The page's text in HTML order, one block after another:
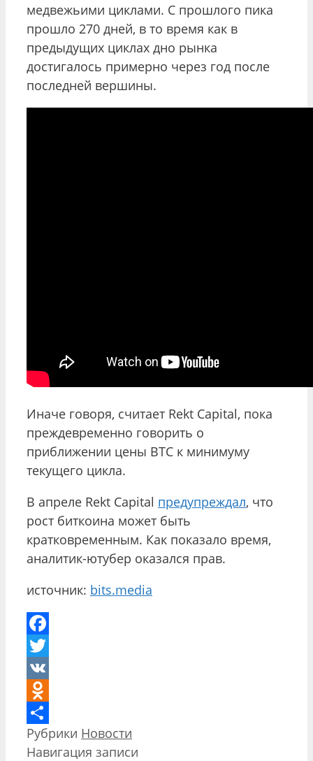
медвежьими циклами. С прошлого пика
прошло 270 дней, в то время как в
предыдущих циклах дно рынка
достигалось примерно через год после
последней вершины.
Иначе говоря, считает Rekt Capital, пока
преждевременно говорить о
приближении цены BTC к минимуму
текущего цикла.
В апреле Rekt Capital предупреждал, что
рост биткоина может быть
кратковременным. Как показало время,
аналитик-ютубер оказался прав.
источник: bits.media
Facebook
Twitter
VK
Odnoklassniki
Отправить
Рубрики Новости
Навигация записи